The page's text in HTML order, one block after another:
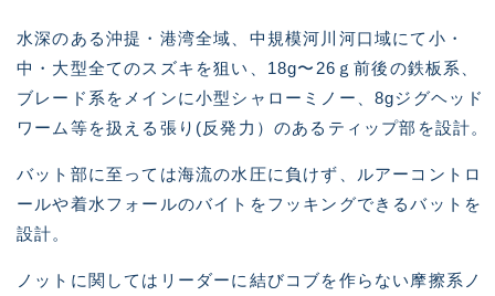
水深のある沖提・港湾全域、中規模河川河口域にて小・
中・大型全てのスズキを狙い、18g〜26ｇ前後の鉄板系、
ブレード系をメインに小型シャローミノー、8gジグヘッド
ワーム等を扱える張り(反発力）のあるティップ部を設計。
バット部に至っては海流の水圧に負けず、ルアーコントロ
ールや着水フォールのバイトをフッキングできるバットを
設計。
ノットに関してはリーダーに結びコブを作らない摩擦系ノ